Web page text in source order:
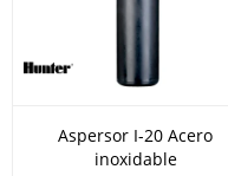
Aspersor I-20 Acero
inoxidable